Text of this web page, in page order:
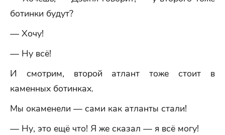
ботинки будут?
— Хочу!
— Ну всё!
И смотрим, второй атлант тоже стоит в
каменных ботинках.
Мы окаменели — сами как атланты стали!
— Ну, это ещё что! Я же сказал — я всё могу!